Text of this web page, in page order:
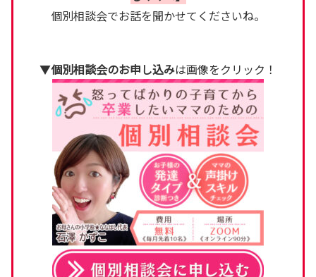
個別相談会でお話を聞かせてくださいね。
▼個別相談会のお申し込みは画像をクリック！